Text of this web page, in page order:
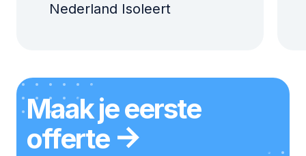
Nederland Isoleert
Maak je eerste
offerte